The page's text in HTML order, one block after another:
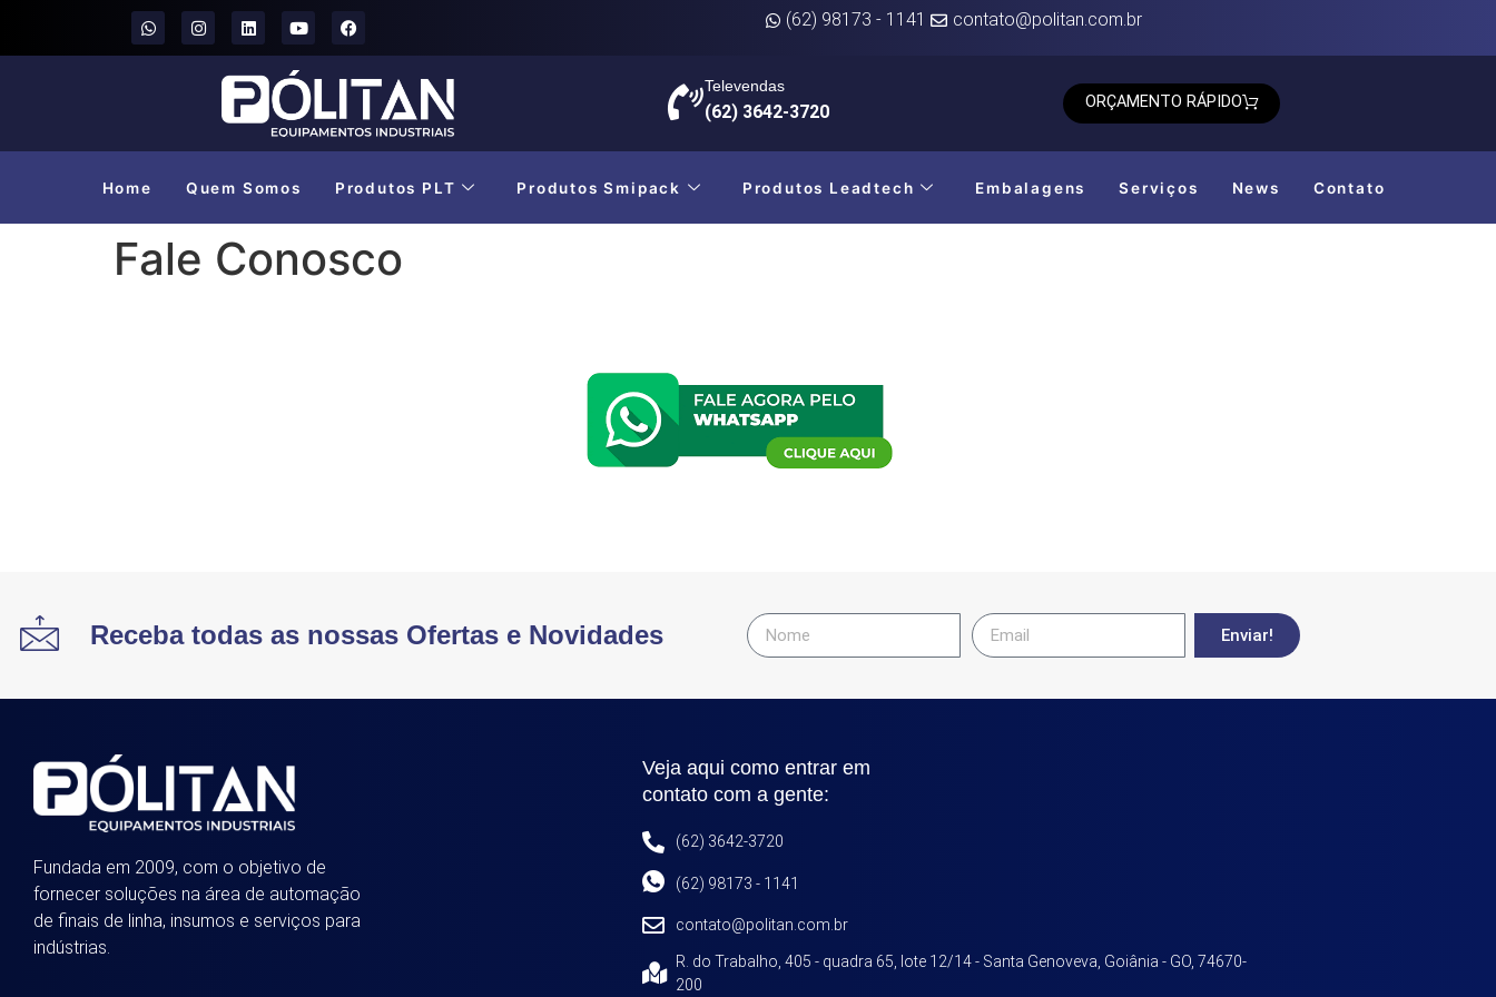
(62) 98173 - 1141 contato@politan.com.br
Televendas
(62) 3642-3720 ORÇAMENTO RÁPIDO
Home Quem Somos Produtos PLT Produtos Smipack Produtos Leadtech Embalagens Serviços News Contato
Fale Conosco
Receba todas as nossas Ofertas e Novidades Enviar!
Fundada em 2009, com o objetivo de
fornecer soluções na área de automação
de finais de linha, insumos e serviços para
indústrias.
Veja aqui como entrar em
contato com a gente:
(62) 3642-3720
(62) 98173 - 1141
contato@politan.com.br
R. do Trabalho, 405 - quadra 65, lote 12/14 - Santa Genoveva, Goiânia - GO, 74670-
200